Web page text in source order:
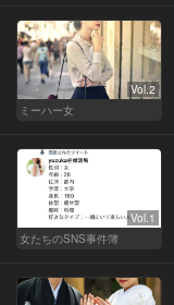
Vol.2
ミーハー女
Vol.1
女たちのSNS事件簿